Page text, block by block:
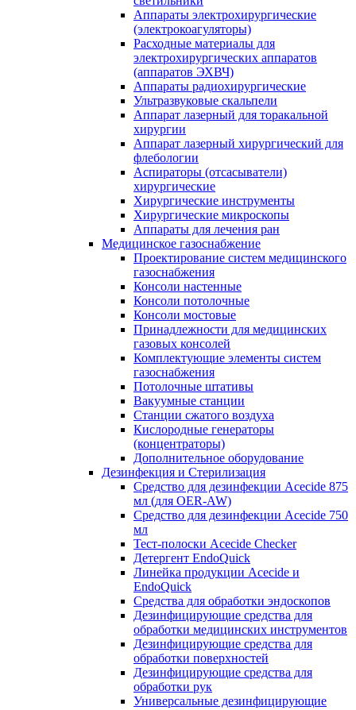
Аппараты электрохирургические
(электрокоагуляторы)
Расходные материалы для
электрохирургических аппаратов
(аппаратов ЭХВЧ)
Аппараты радиохирургические
Ультразвуковые скальпели
Аппарат лазерный для торакальной
хирургии
Аппарат лазерный хирургический для
флебологии
Аспираторы (отсасыватели)
хирургические
Хирургические инструменты
Хирургические микроскопы
Аппараты для лечения ран
Медицинское газоснабжение
Проектирование систем медицинского
газоснабжения
Консоли настенные
Консоли потолочные
Консоли мостовые
Принадлежности для медицинских
газовых консолей
Комплектующие элементы систем
газоснабжения
Потолочные штативы
Вакуумные станции
Станции сжатого воздуха
Кислородные генераторы
(концентраторы)
Дополнительное оборудование
Дезинфекция и Стерилизация
Средство для дезинфекции Acecide 875
мл (для OER-AW)
Средство для дезинфекции Acecide 750
мл
Тест-полоски Acecide Checker
Детергент EndoQuick
Линейка продукции Acecide и
EndoQuick
Средства для обработки эндоскопов
Дезинфицирующие средства для
обработки медицинских инструментов
Дезинфицирующие средства для
обработки поверхностей
Дезинфицирующие средства для
обработки рук
Универсальные дезинфицирующие